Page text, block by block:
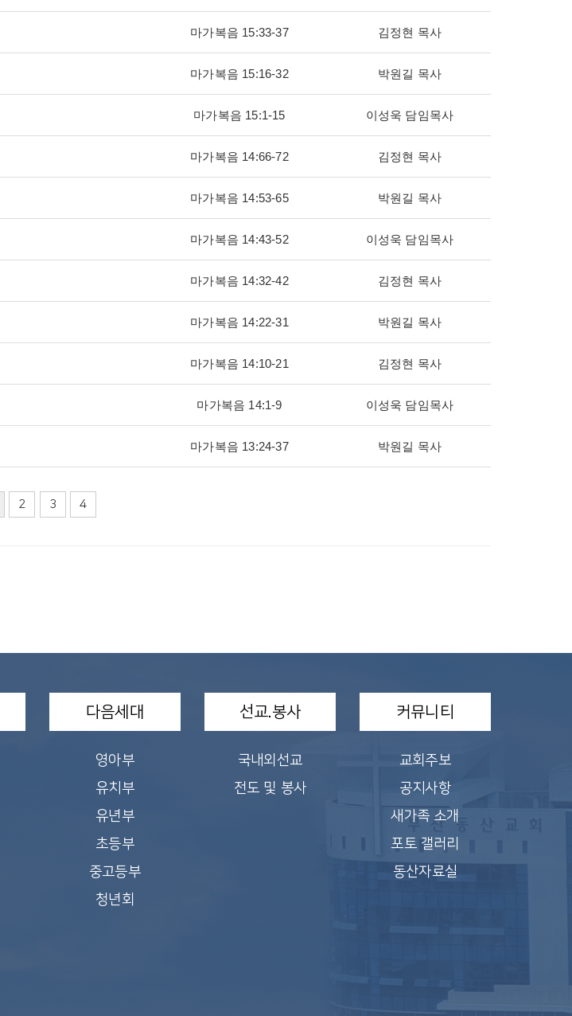
마가복음 15:33-37 김정현 목사
마가복음 15:16-32 박원길 목사
마가복음 15:1-15 이성욱 담임목사
마가복음 14:66-72 김정현 목사
마가복음 14:53-65 박원길 목사
마가복음 14:43-52 이성욱 담임목사
마가복음 14:32-42 김정현 목사
마가복음 14:22-31 박원길 목사
마가복음 14:10-21 김정현 목사
마가복음 14:1-9 이성욱 담임목사
마가복음 13:24-37 박원길 목사
2 3 4
다음세대
영아부
유치부
유년부
초등부
중고등부
청년회
선교.봉사
국내외선교
전도 및 봉사
커뮤니티
교회주보
공지사항
새가족 소개
포토 갤러리
동산자료실